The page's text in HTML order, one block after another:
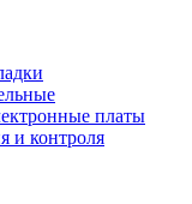
платы
и контроля